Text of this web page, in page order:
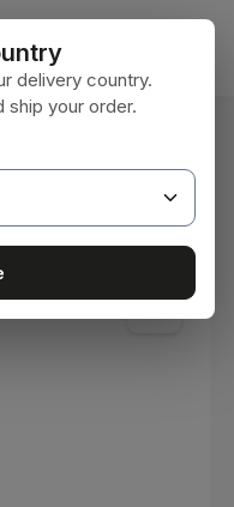
delivery country.
ship your order.